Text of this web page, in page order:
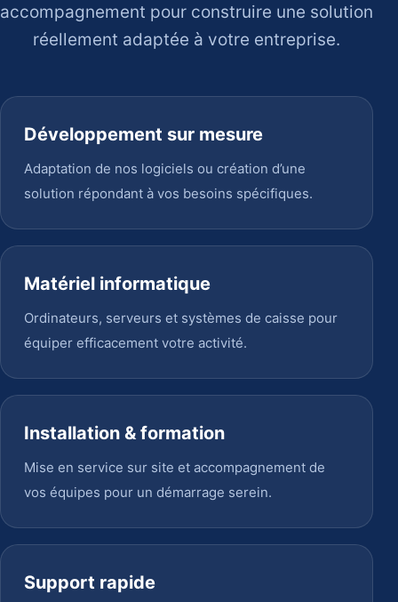
accompagnement pour construire une solution
réellement adaptée à votre entreprise.
Développement sur mesure
Adaptation de nos logiciels ou création d’une
solution répondant à vos besoins spécifiques.
Matériel informatique
Ordinateurs, serveurs et systèmes de caisse pour
équiper efficacement votre activité.
Installation & formation
Mise en service sur site et accompagnement de
vos équipes pour un démarrage serein.
Support rapide